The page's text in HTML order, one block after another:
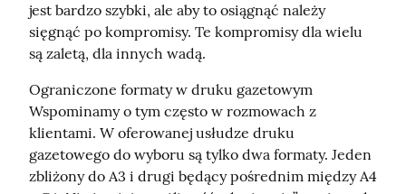
jest bardzo szybki, ale aby to osiągnąć należy
sięgnąć po kompromisy. Te kompromisy dla wielu
są zaletą, dla innych wadą.
Ograniczone formaty w druku gazetowym
Wspominamy o tym często w rozmowach z
klientami. W oferowanej usłudze druku
gazetowego do wyboru są tylko dwa formaty. Jeden
zbliżony do A3 i drugi będący pośrednim między A4